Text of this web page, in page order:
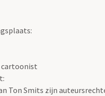
cartoonist
Ton Smits zijn